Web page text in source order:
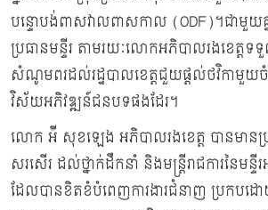
បន្ទោបង់ពាសវាលពាសកាល (ODF)។ជាមួយគ្
ប្រធានមន្ទីរ តាមរយៈលោកអភិបាលរងខេត្តទ
សំណូមពរដល់រដ្ឋបាលខេត្តជួយផ្តល់ថវិកាមួ
វិស័យអភិវឌ្ឍន៍ជនបទផងដែរ។
លោក អ៉ី សុខឡេង អភិបាលរងខេត្ត បានមានប្
សរសើរ ដល់ថ្នាក់ដឹកនាំ និងមន្ត្រីរាជការនៃមន្ទី
ដែលបានខិតខំបំពេញការងារជំនាញ ប្រកបដ